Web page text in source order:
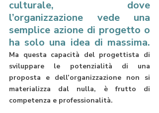
culturale, dove
l’organizzazione vede una
semplice azione di progetto o
ha solo una idea di massima.
Ma questa capacità del progettista di
sviluppare le potenzialità di una
proposta e dell’organizzazione non si
materializza dal nulla, è frutto di
competenza e professionalità.